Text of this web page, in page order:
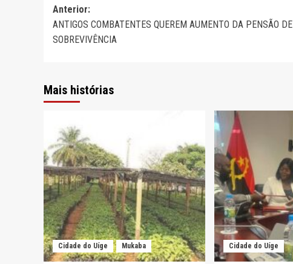
Navegação
de
Anterior:
ANTIGOS COMBATENTES QUEREM AUMENTO DA PENSÃO DE
SOBREVIVÊNCIA
Mais histórias
Cidade do Uíge Mukaba Cidade do Uíge